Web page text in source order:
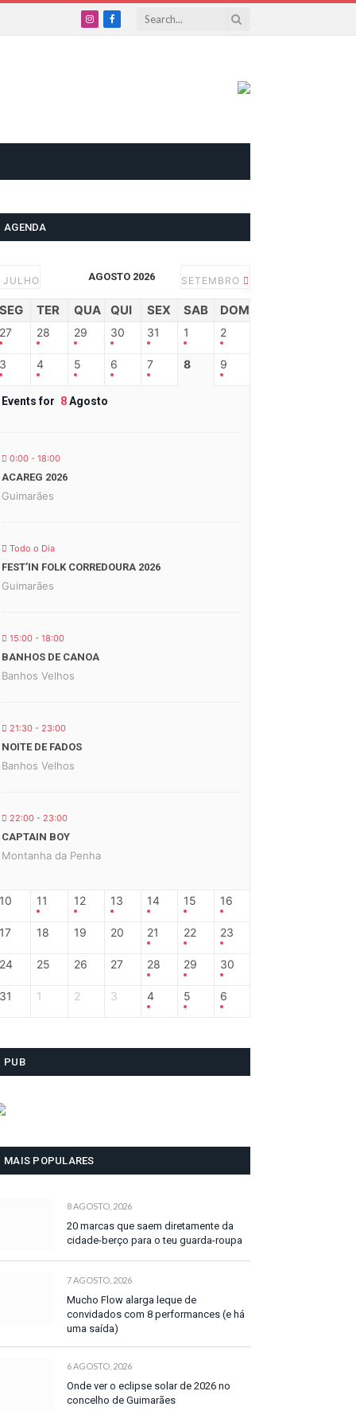
InstagramFacebook
AGENDA
JULHO AGOSTO 2026 SETEMBRO
SEG TER QUA QUI SEX SAB DOM
27 28 29 30 31 1 2
3 4 5 6 7 8 9
Events for 8Agosto
0:00 - 18:00
ACAREG 2026
Guimarães
Todo o Dia
FEST’IN FOLK CORREDOURA 2026
Guimarães
15:00 - 18:00
BANHOS DE CANOA
Banhos Velhos
21:30 - 23:00
NOITE DE FADOS
Banhos Velhos
22:00 - 23:00
CAPTAIN BOY
Montanha da Penha
10 11 12 13 14 15 16
17 18 19 20 21 22 23
24 25 26 27 28 29 30
31 1 2 3 4 5 6
PUB
MAIS POPULARES
8 AGOSTO, 2026
20 marcas que saem diretamente da
cidade-berço para o teu guarda-roupa
7 AGOSTO, 2026
Mucho Flow alarga leque de
convidados com 8 performances (e há
uma saída)
6 AGOSTO, 2026
Onde ver o eclipse solar de 2026 no
concelho de Guimarães